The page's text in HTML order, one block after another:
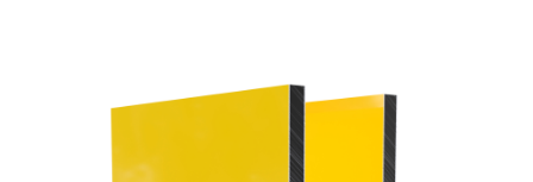
PE / Polyethylen
PVC Schaum